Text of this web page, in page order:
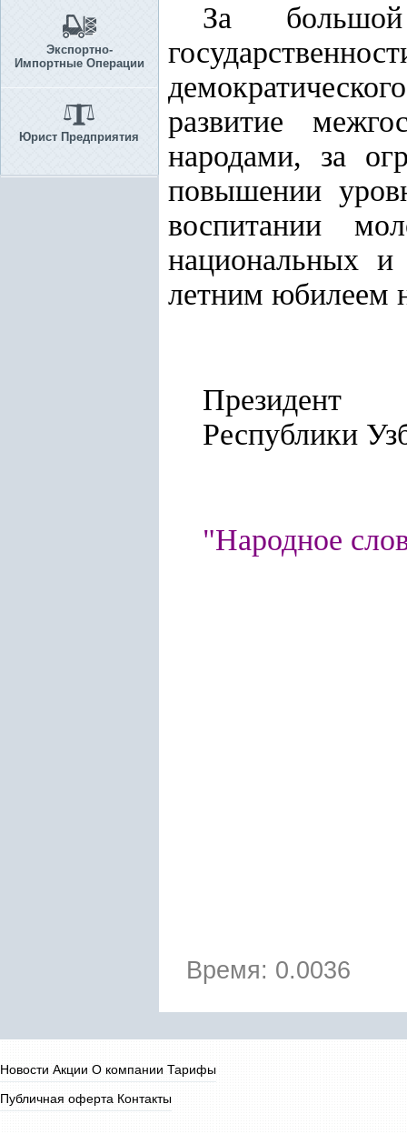
Экспортно-
Импортные Операции
Юрист Предприятия
За
развитие
народами, за
повышении
воспитании
национальных и
летним юбилеем
Президент
"Народное
Время: 0.0036
Новости Акции О компании Тарифы
Публичная оферта Контакты